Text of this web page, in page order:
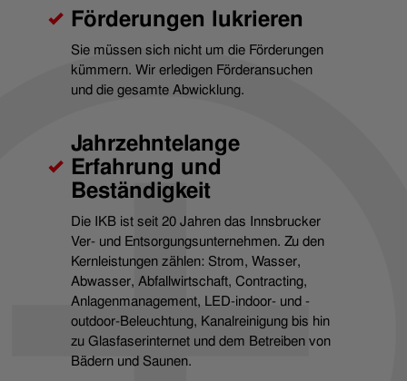
Förderungen lukrieren
Sie müssen sich nicht um die Förderungen
kümmern. Wir erledigen Förderansuchen
und die gesamte Abwicklung.
Jahrzehntelange
Erfahrung und
Beständigkeit
Die IKB ist seit 20 Jahren das Innsbrucker
Ver- und Entsorgungsunternehmen. Zu den
Kernleistungen zählen: Strom, Wasser,
Abwasser, Abfallwirtschaft, Contracting,
Anlagenmanagement, LED-indoor- und -
outdoor-Beleuchtung, Kanalreinigung bis hin
zu Glasfaserinternet und dem Betreiben von
Bädern und Saunen.